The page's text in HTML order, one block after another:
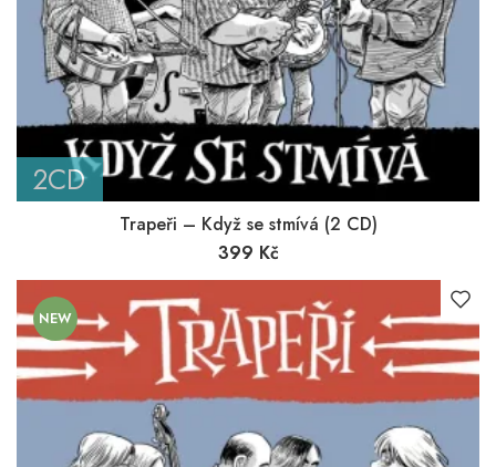
2CD
Trapeři – Když se stmívá (2 CD)
399 Kč
NEW